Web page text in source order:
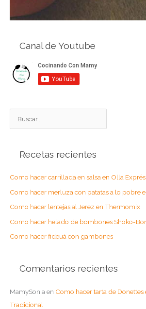
Canal de Youtube
u
r
p
o
r
Recetas recientes
Como hacer carrillada en salsa en Olla Exprés
Como hacer merluza con patatas a lo pobre
Como hacer lentejas al Jerez en Thermomix
Como hacer helado de bombones Shoko-
Como hacer fideuá con gambones
Comentarios recientes
MamySonia en Como hacer tarta de
Tradicional